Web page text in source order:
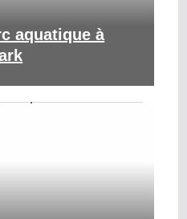
aquatique à